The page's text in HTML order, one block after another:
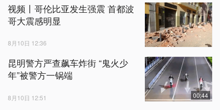
视频丨哥伦比亚发生强震 首都波
哥大震感明显
8月10日 12:36
昆明警方严查飙车炸街 “鬼火少
年”被警方一锅端
8月10日 12:51 00:44